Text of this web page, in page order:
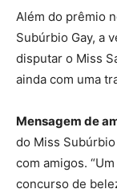
Além do prêmio
Subúrbio Gay, a
disputar o Miss
ainda com uma
Mensagem de
do Miss
com amigos.
concurso de